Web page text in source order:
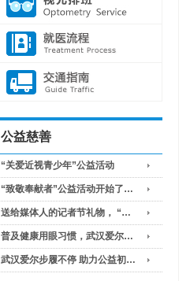
公益慈善
“关爱近视青少年”公益活动
“致敬奉献者”公益活动开始了…
送给媒体人的记者节礼物， “…
普及健康用眼习惯，武汉爱尔…
武汉爱尔步履不停 助力公益初…